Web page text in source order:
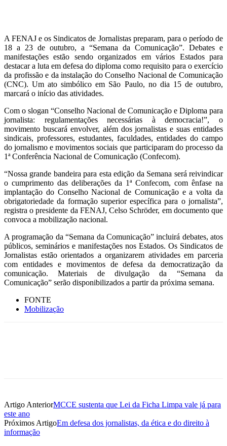
A FENAJ e os Sindicatos de Jornalistas preparam, para o período de
18 a 23 de outubro, a “Semana da Comunicação”. Debates e
manifestações estão sendo organizados em vários Estados para
destacar a luta em defesa do diploma como requisito para o exercício
da profissão e da instalação do Conselho Nacional de Comunicação
(CNC). Um ato simbólico em São Paulo, no dia 15 de outubro,
marcará o início das atividades.
Com o slogan “Conselho Nacional de Comunicação e Diploma para
jornalista: regulamentações necessárias à democracia!”, o
movimento buscará envolver, além dos jornalistas e suas entidades
sindicais, professores, estudantes, faculdades, entidades do campo
do jornalismo e movimentos sociais que participaram do processo da
1ª Conferência Nacional de Comunicação (Confecom).
“Nossa grande bandeira para esta edição da Semana será reivindicar
o cumprimento das deliberações da 1ª Confecom, com ênfase na
implantação do Conselho Nacional de Comunicação e a volta da
obrigatoriedade da formação superior específica para o jornalista”,
registra o presidente da FENAJ, Celso Schröder, em documento que
convoca a mobilização nacional.
A programação da “Semana da Comunicação” incluirá debates, atos
públicos, seminários e manifestações nos Estados. Os Sindicatos de
Jornalistas estão orientados a organizarem atividades em parceria
com entidades e movimentos de defesa da democratização da
comunicação. Materiais de divulgação da “Semana da
Comunicação” serão disponibilizados a partir da próxima semana.
FONTE
Mobilização
Artigo AnteriorMCCE sustenta que Lei da Ficha Limpa vale já para
este ano
Próximos ArtigoEm defesa dos jornalistas, da ética e do direito à
informação